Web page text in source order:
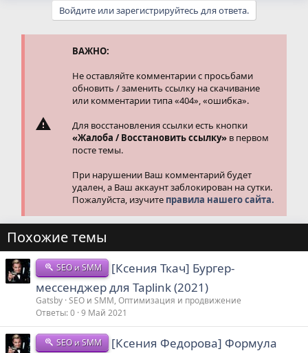
Войдите или зарегистрируйтесь для ответа.
ВАЖНО:
Не оставляйте комментарии с просьбами
обновить / заменить ссылку на скачивание
или комментарии типа «404», «ошибка».
Для восстановления ссылки есть кнопки
«Жалоба / Восстановить ссылку» в первом
посте темы.
При нарушении Ваш комментарий будет
удален, а Ваш аккаунт заблокирован на сутки.
Пожалуйста, изучите правила нашего сайта.
Похожие темы
SEO и SMM
[Ксения Ткач] Бургер-
мессенджер для Taplink (2021)
Gatsby SEO и SMM, Оптимизация и продвижение
Ответы 0 9 Май 2021
SEO и SMM
[Ксения Федорова] Формула